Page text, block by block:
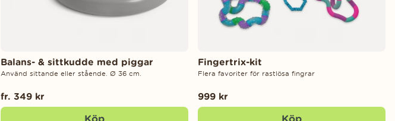
Balans- & sittkudde med piggar
Använd sittande eller stående. Ø 36 cm.
fr. 349 kr
Köp
Fingertrix-kit
Flera favoriter för rastlösa fingrar
999 kr
Köp